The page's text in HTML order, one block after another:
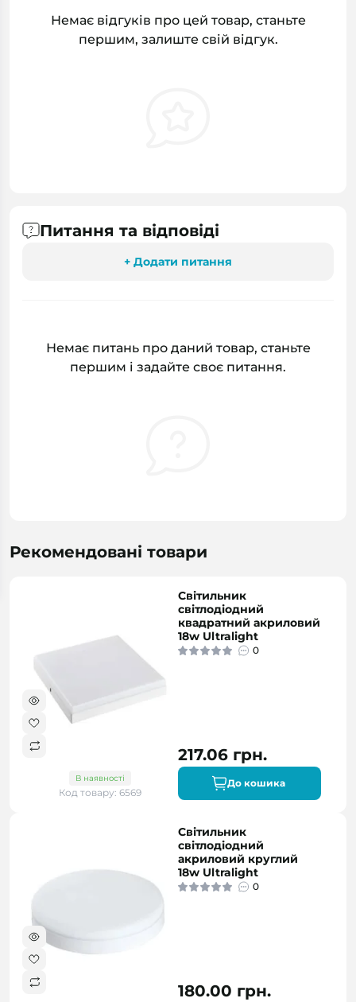
Немає відгуків про цей товар, станьте
першим, залиште свій відгук.
Питання та відповіді
+ Додати питання
Немає питань про даний товар, станьте
першим і задайте своє питання.
Рекомендовані товари
В наявності
Код товару: 6569
Світильник
світлодіодний
квадратний акриловий
18w Ultralight
0
217.06 грн.
До кошика
Світильник
світлодіодний
акриловий круглий
18w Ultralight
0
180.00 грн.